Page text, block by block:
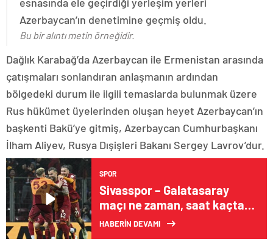
Azerbaycan’ın denetimine geçmiş oldu.
Bu bir alıntı metin örneğidir.
Dağlık Karabağ’da Azerbaycan ile Ermenistan arasında
çatışmaları sonlandıran anlaşmanın ardından
bölgedeki durum ile ilgili temaslarda bulunmak üzere
Rus hükümet üyelerinden oluşan heyet Azerbaycan’ın
başkenti Bakü’ye gitmiş, Azerbaycan Cumhurbaşkanı
İlham Aliyev, Rusya Dışişleri Bakanı Sergey Lavrov’dur.
SPOR
Sivasspor – Galatasaray
maçı ne zaman, saat kaçta,
hangi kanalda?
HABERİN DEVAMI